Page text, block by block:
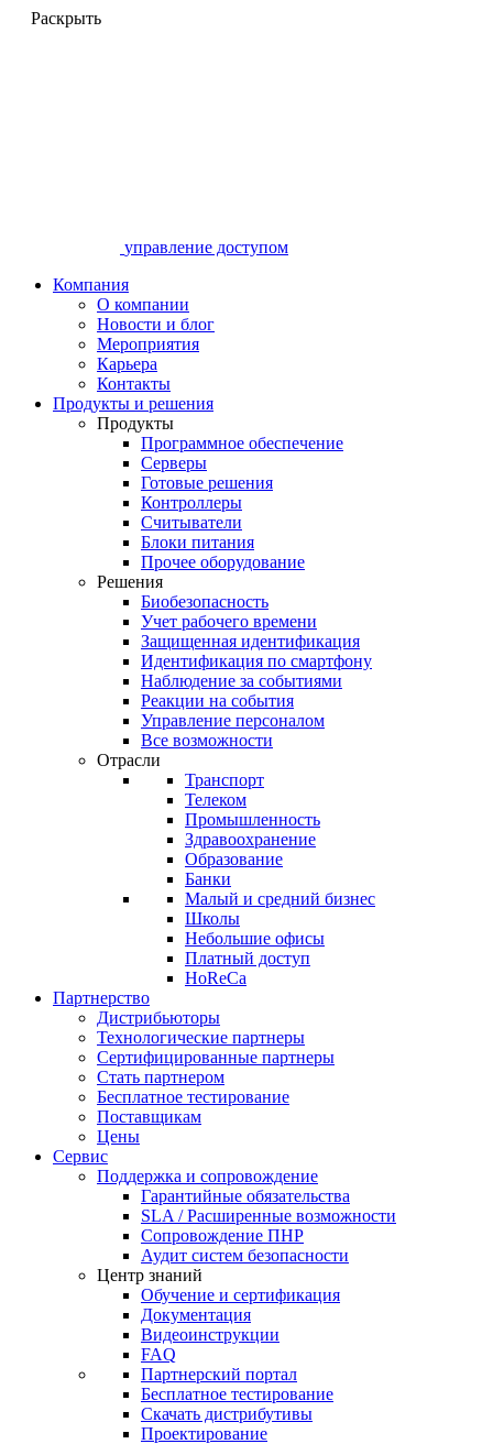
Раскрыть
управление доступом
Компания
О компании
Новости и блог
Мероприятия
Карьера
Контакты
Продукты и решения
Продукты
Программное обеспечение
Серверы
Готовые решения
Контроллеры
Считыватели
Блоки питания
Прочее оборудование
Решения
Биобезопасность
Учет рабочего времени
Защищенная идентификация
Идентификация по смартфону
Наблюдение за событиями
Реакции на события
Управление персоналом
Все возможности
Отрасли
Транспорт
Телеком
Промышленность
Здравоохранение
Образование
Банки
Малый и средний бизнес
Школы
Небольшие офисы
Платный доступ
HoReCa
Партнерство
Дистрибьюторы
Технологические партнеры
Сертифицированные партнеры
Стать партнером
Бесплатное тестирование
Поставщикам
Цены
Сервис
Поддержка и сопровождение
Гарантийные обязательства
SLA / Расширенные возможности
Сопровождение ПНР
Аудит систем безопасности
Центр знаний
Обучение и сертификация
Документация
Видеоинструкции
FAQ
Партнерский портал
Бесплатное тестирование
Скачать дистрибутивы
Проектирование